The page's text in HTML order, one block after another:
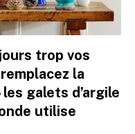
trop vos
la
galets d’argile
utilise